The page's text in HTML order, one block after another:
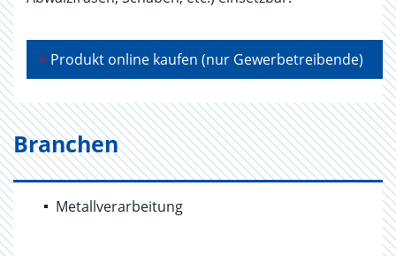
> Produkt online kaufen (nur Gewerbetreibende)
Branchen
Metallverarbeitung